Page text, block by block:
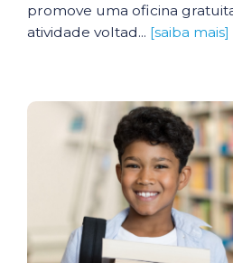
promove uma oficina
atividade voltad... [saiba mais]